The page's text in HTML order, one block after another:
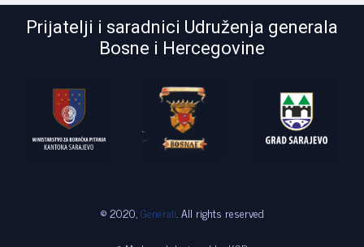
Prijatelji i saradnici Udruženja generala
Bosne i Hercegovine
© 2020,Generali. All rights reserved